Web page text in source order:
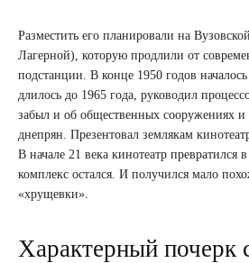
Разместить его планировали на
Лагерной), которую продлили от
подстанции. В конце 1950 годов началось
длилось до 1965 года, руководил
забыл и об общественных сооружениях и
днепрян. Презентовал землякам
В начале 21 века кинотеатр превратился
комплекс остался. И получился мало
«хрущевки».
Характерный почерк